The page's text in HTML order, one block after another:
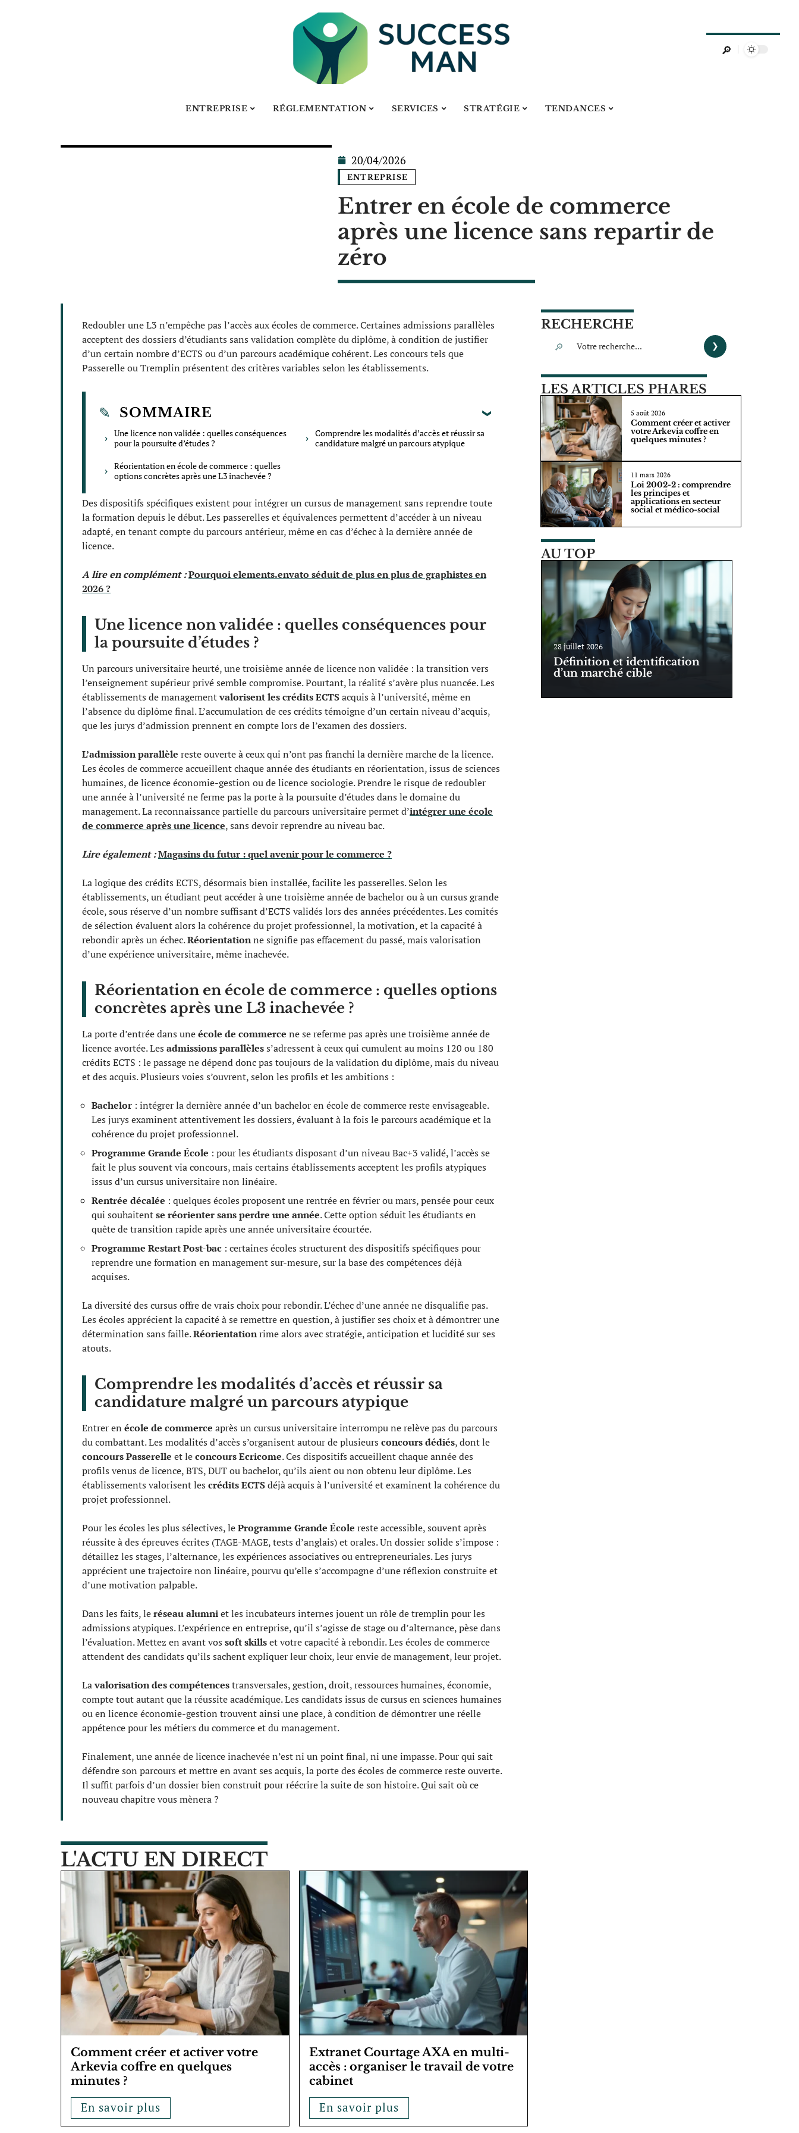
ENTREPRISE RÉGLEMENTATION SERVICES STRATÉGIE TENDANCES
20/04/2026
ENTREPRISE
Entrer en école de commerce
après une licence sans repartir de
zéro
Redoubler une L3 n’empêche pas l’accès aux écoles de commerce. Certaines admissions parallèles
acceptent des dossiers d’étudiants sans validation complète du diplôme, à condition de justifier
d’un certain nombre d’ECTS ou d’un parcours académique cohérent. Les concours tels que
Passerelle ou Tremplin présentent des critères variables selon les établissements.
SOMMAIRE
Une licence non validée : quelles conséquences
pour la poursuite d’études ?
Réorientation en école de commerce : quelles
options concrètes après une L3 inachevée ?
Comprendre les modalités d’accès et réussir sa
candidature malgré un parcours atypique
Des dispositifs spécifiques existent pour intégrer un cursus de management sans reprendre toute
la formation depuis le début. Les passerelles et équivalences permettent d’accéder à un niveau
adapté, en tenant compte du parcours antérieur, même en cas d’échec à la dernière année de
licence.
A lire en complément :Pourquoi elements.envato séduit de plus en plus de graphistes en
2026 ?
Une licence non validée : quelles conséquences pour
la poursuite d’études ?
Un parcours universitaire heurté, une troisième année de licence non validée : la transition vers
l’enseignement supérieur privé semble compromise. Pourtant, la réalité s’avère plus nuancée. Les
établissements de managementvalorisent les crédits ECTSacquis à l’université, même en
l’absence du diplôme final. L’accumulation de ces crédits témoigne d’un certain niveau d’acquis,
que les jurys d’admission prennent en compte lors de l’examen des dossiers.
L’admission parallèle reste ouverte à ceux qui n’ont pas franchi la dernière marche de la licence.
Les écoles de commerce accueillent chaque année des étudiants en réorientation, issus de sciences
humaines, de licence économie-gestion ou de licence sociologie. Prendre le risque de redoubler
une année à l’université ne ferme pas la porte à la poursuite d’études dans le domaine du
management. La reconnaissance partielle du parcours universitaire permet d’intégrer une école
de commerce après une licence, sans devoir reprendre au niveau bac.
Lire également :Magasins du futur : quel avenir pour le commerce ?
La logique des crédits ECTS, désormais bien installée, facilite les passerelles. Selon les
établissements, un étudiant peut accéder à une troisième année de bachelor ou à un cursus grande
école, sous réserve d’un nombre suffisant d’ECTS validés lors des années précédentes. Les comités
de sélection évaluent alors la cohérence du projet professionnel, la motivation, et la capacité à
rebondir après un échec.Réorientationne signifie pas effacement du passé, mais valorisation
d’une expérience universitaire, même inachevée.
Réorientation en école de commerce : quelles options
concrètes après une L3 inachevée ?
La porte d’entrée dans uneécole de commerce ne se referme pas après une troisième année de
licence avortée. Les admissions parallèless’adressent à ceux qui cumulent au moins 120 ou 180
crédits ECTS : le passage ne dépend donc pas toujours de la validation du diplôme, mais du niveau
et des acquis. Plusieurs voies s’ouvrent, selon les profils et les ambitions :
Bachelor : intégrer la dernière année d’un bachelor en école de commerce reste envisageable.
Les jurys examinent attentivement les dossiers, évaluant à la fois le parcours académique et la
cohérence du projet professionnel.
Programme Grande École : pour les étudiants disposant d’un niveau Bac+3 validé, l’accès se
fait le plus souvent via concours, mais certains établissements acceptent les profils atypiques
issus d’un cursus universitaire non linéaire.
Rentrée décalée : quelques écoles proposent une rentrée en février ou mars, pensée pour ceux
qui souhaitentse réorienter sans perdre une année. Cette option séduit les étudiants en
quête de transition rapide après une année universitaire écourtée.
Programme Restart Post-bac : certaines écoles structurent des dispositifs spécifiques pour
reprendre une formation en management sur-mesure, sur la base des compétences déjà
acquises.
La diversité des cursus offre de vrais choix pour rebondir. L’échec d’une année ne disqualifie pas.
Les écoles apprécient la capacité à se remettre en question, à justifier ses choix et à démontrer une
détermination sans faille.Réorientationrime alors avec stratégie, anticipation et lucidité sur ses
atouts.
Comprendre les modalités d’accès et réussir sa
candidature malgré un parcours atypique
Entrer en école de commerce après un cursus universitaire interrompu ne relève pas du parcours
du combattant. Les modalités d’accès s’organisent autour de plusieurs concours dédiés, dont le
concours Passerelle et leconcours Ecricome. Ces dispositifs accueillent chaque année des
profils venus de licence, BTS, DUT ou bachelor, qu’ils aient ou non obtenu leur diplôme. Les
établissements valorisent les crédits ECTSdéjà acquis à l’université et examinent la cohérence du
projet professionnel.
Pour les écoles les plus sélectives, leProgramme Grande École reste accessible, souvent après
réussite à des épreuves écrites (TAGE-MAGE, tests d’anglais) et orales. Un dossier solide s’impose :
détaillez les stages, l’alternance, les expériences associatives ou entrepreneuriales. Les jurys
apprécient une trajectoire non linéaire, pourvu qu’elle s’accompagne d’une réflexion construite et
d’une motivation palpable.
Dans les faits, leréseau alumniet les incubateurs internes jouent un rôle de tremplin pour les
admissions atypiques. L’expérience en entreprise, qu’il s’agisse de stage ou d’alternance, pèse dans
l’évaluation. Mettez en avant vos soft skillset votre capacité à rebondir. Les écoles de commerce
attendent des candidats qu’ils sachent expliquer leur choix, leur envie de management, leur projet.
Lavalorisation des compétencestransversales, gestion, droit, ressources humaines, économie,
compte tout autant que la réussite académique. Les candidats issus de cursus en sciences humaines
ou en licence économie-gestion trouvent ainsi une place, à condition de démontrer une réelle
appétence pour les métiers du commerce et du management.
Finalement, une année de licence inachevée n’est ni un point final, ni une impasse. Pour qui sait
défendre son parcours et mettre en avant ses acquis, la porte des écoles de commerce reste ouverte.
Il suffit parfois d’un dossier bien construit pour réécrire la suite de son histoire. Qui sait où ce
nouveau chapitre vous mènera ?
L'ACTU EN DIRECT
Comment créer et activer votre
Arkevia coffre en quelques
minutes ?
En savoir plus
Extranet Courtage AXA en multi-
accès : organiser le travail de votre
cabinet
En savoir plus
RECHERCHE
LES ARTICLES PHARES
5 août 2026
Comment créer et activer
votre Arkevia coffre en
quelques minutes ?
11 mars 2026
Loi 2002-2 : comprendre
les principes et
applications en secteur
social et médico-social
AU TOP
28 juillet 2026
Définition et identification
d’un marché cible